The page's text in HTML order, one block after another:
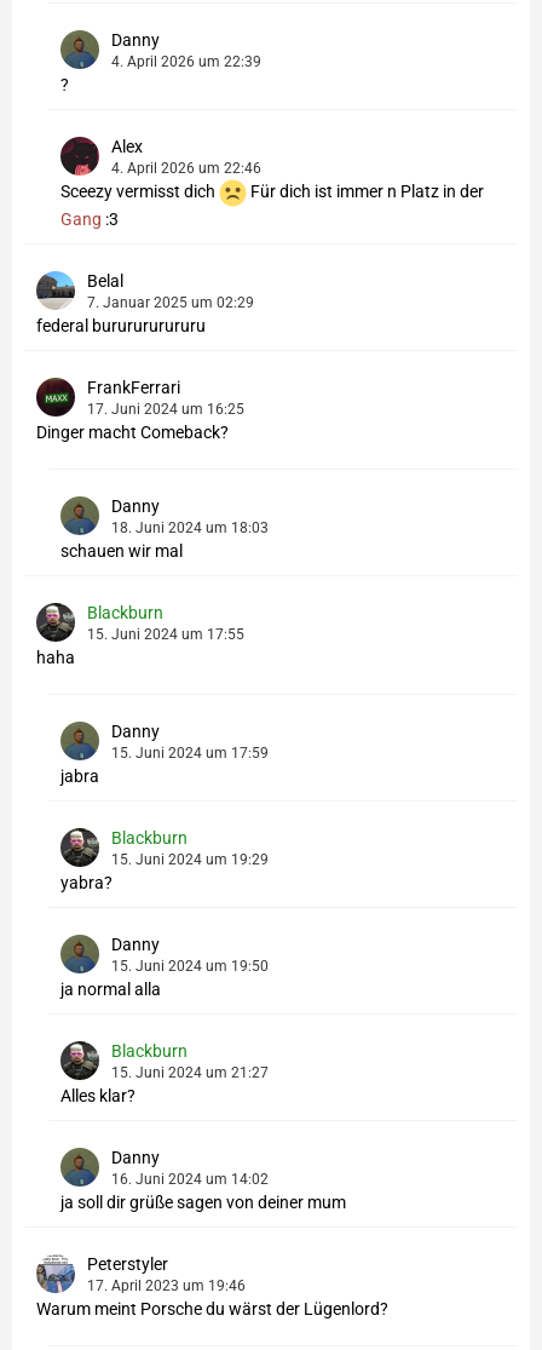
Danny
4. April 2026 um 22:39
?
Alex
4. April 2026 um 22:46
Sceezy vermisst dich
Für dich ist immer n Platz in der
Gang :3
Belal
7. Januar 2025 um 02:29
federal bururururururu
FrankFerrari
17. Juni 2024 um 16:25
Dinger macht Comeback?
Danny
18. Juni 2024 um 18:03
schauen wir mal
Blackburn
15. Juni 2024 um 17:55
haha
Danny
15. Juni 2024 um 17:59
jabra
Blackburn
15. Juni 2024 um 19:29
yabra?
Danny
15. Juni 2024 um 19:50
ja normal alla
Blackburn
15. Juni 2024 um 21:27
Alles klar?
Danny
16. Juni 2024 um 14:02
ja soll dir grüße sagen von deiner mum
Peterstyler
17. April 2023 um 19:46
Warum meint Porsche du wärst der Lügenlord?